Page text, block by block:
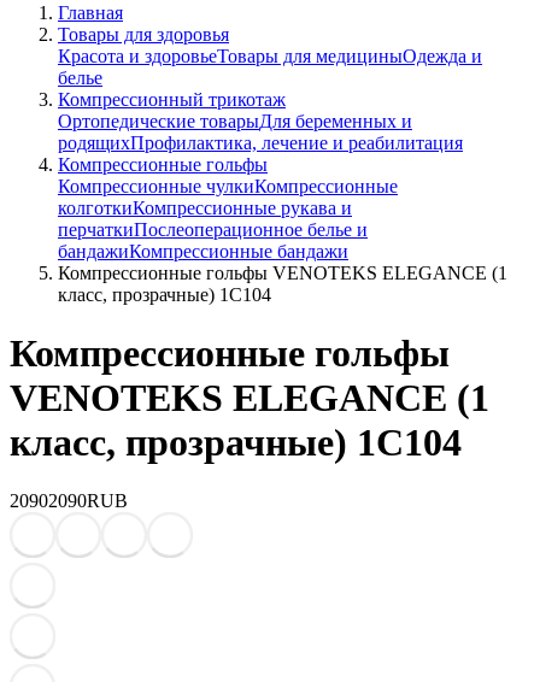
Главная
Товары для здоровья
Красота и здоровьеТовары для медициныОдежда и
белье
Компрессионный трикотаж
Ортопедические товарыДля беременных и
родящихПрофилактика, лечение и реабилитация
Компрессионные гольфы
Компрессионные чулкиКомпрессионные
колготкиКомпрессионные рукава и
перчаткиПослеоперационное белье и
бандажиКомпрессионные бандажи
Компрессионные гольфы VENOTEKS ELEGANCE (1
класс, прозрачные) 1C104
Компрессионные гольфы
VENOTEKS ELEGANCE (1
класс, прозрачные) 1C104
20902090RUB